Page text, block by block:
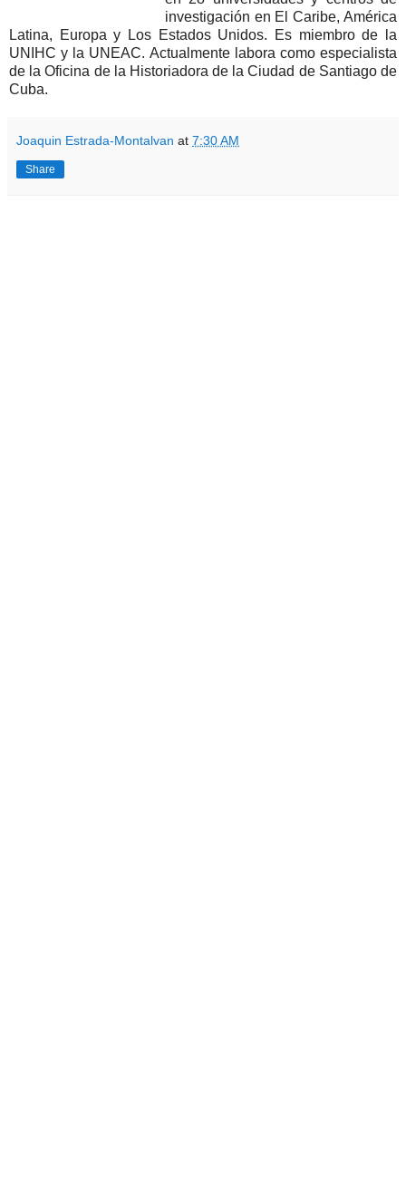
investigación en El Caribe, América
Latina, Europa y Los Estados Unidos. Es miembro de la
UNIHC y la UNEAC. Actualmente labora como especialista
de la Oficina de la Historiadora de la Ciudad de Santiago de
Cuba.
Joaquin Estrada-Montalvan at 7:30 AM
Share